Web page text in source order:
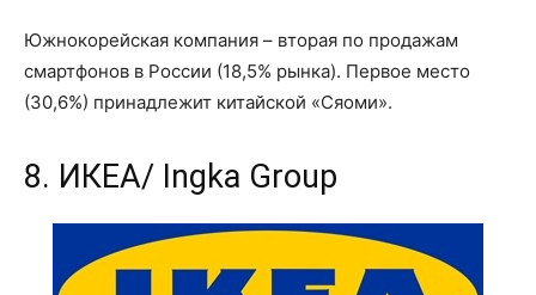
Южнокорейская компания – вторая по продажам
смартфонов в России (18,5% рынка). Первое место
(30,6%) принадлежит китайской «Сяоми».
8. ИКЕА/ Ingka Group